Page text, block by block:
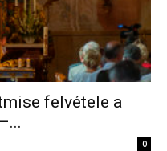
felvétele a
0